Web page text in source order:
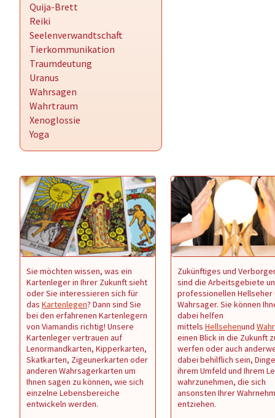
Quija-Brett
Reiki
Seelenverwandtschaft
Tierkommunikation
Traumdeutung
Uranus
Wahrsagen
Wahrtraum
Xenoglossie
Yoga
Sie möchten wissen, was ein
Kartenleger in Ihrer Zukunft sieht
oder Sie interessieren sich für
das Kartenlegen? Dann sind Sie
bei den erfahrenen Kartenlegern
von Viamandis richtig! Unsere
Kartenleger vertrauen auf
Lenormandkarten, Kipperkarten,
Skatkarten, Zigeunerkarten oder
anderen Wahrsagerkarten um
Ihnen sagen zu können, wie sich
einzelne Lebensbereiche
entwickeln werden.
Zukünftiges und
sind die Arbeitsgebiete
professionellen Hellseher
Wahrsager. Sie können
dabei helfen
mittels Hellsehenund
einen Blick in die Zukunft
werfen oder auch
dabei behilflich sein,
ihrem Umfeld und Ihrem
wahrzunehmen, die sich
ansonsten Ihrer
entziehen.